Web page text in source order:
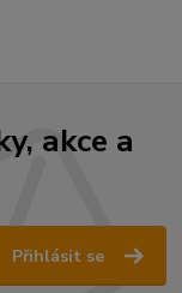
akce a
Přihlásit se